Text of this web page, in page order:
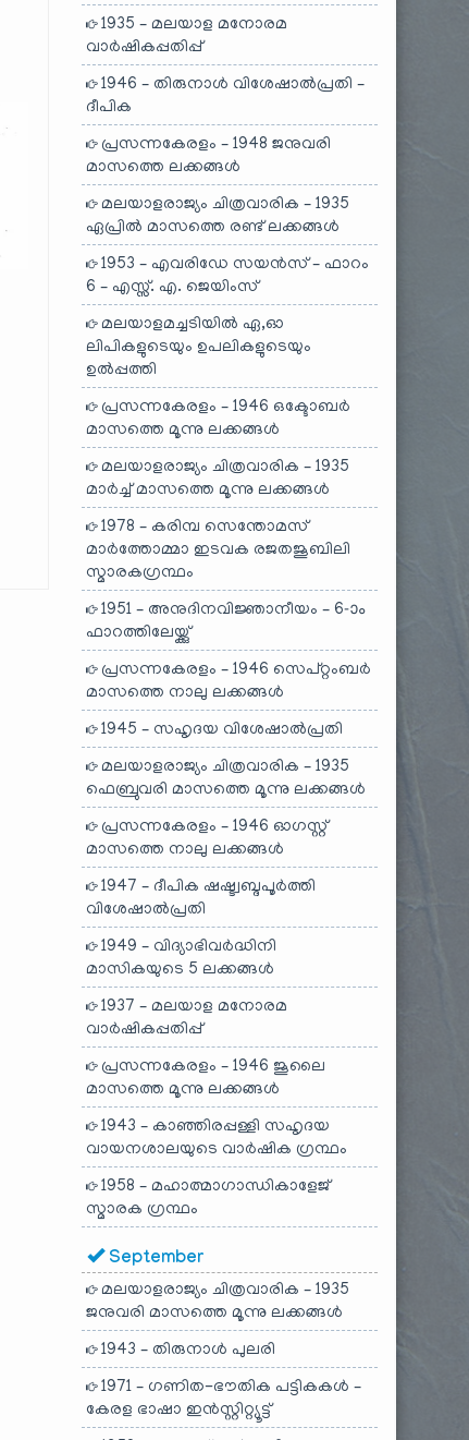
1935 – മലയാള മനോരമ
വാർഷികപ്പതിപ്പ്
1946 – തിരുനാൾ വിശേഷാൽപ്രതി –
ദീപിക
പ്രസന്നകേരളം – 1948 ജനുവരി
മാസത്തെ ലക്കങ്ങൾ
മലയാളരാജ്യം ചിത്രവാരിക – 1935
ഏപ്രിൽ മാസത്തെ രണ്ട് ലക്കങ്ങൾ
1953 – എവരിഡേ സയൻസ് – ഫാറം
6 – എസ്സ്. എ. ജെയിംസ്
മലയാളമച്ചടിയിൽ ഏ,ഓ
ലിപികളുടെയും ഉപലികളുടെയും
ഉൽപ്പത്തി
പ്രസന്നകേരളം – 1946 ഒക്ടോബർ
മാസത്തെ മൂന്നു ലക്കങ്ങൾ
മലയാളരാജ്യം ചിത്രവാരിക – 1935
മാർച്ച് മാസത്തെ മൂന്നു ലക്കങ്ങൾ
1978 – കരിമ്പ സെന്തോമസ്
മാർത്തോമ്മാ ഇടവക രജതജൂബിലി
സ്മാരകഗ്രന്ഥം
1951 – അനുദിനവിജ്ഞാനീയം – 6-ാം
ഫാറത്തിലേയ്ക്കു്
പ്രസന്നകേരളം – 1946 സെപ്റ്റംബർ
മാസത്തെ നാലു ലക്കങ്ങൾ
1945 – സഹൃദയ വിശേഷാൽപ്രതി
മലയാളരാജ്യം ചിത്രവാരിക – 1935
ഫെബ്രുവരി മാസത്തെ മൂന്നു ലക്കങ്ങൾ
പ്രസന്നകേരളം – 1946 ഓഗസ്റ്റ്
മാസത്തെ നാലു ലക്കങ്ങൾ
1947 – ദീപിക ഷഷ്ട്വബ്ദപൂർത്തി
വിശേഷാൽപ്രതി
1949 – വിദ്യാഭിവർദ്ധിനി
മാസികയുടെ 5 ലക്കങ്ങൾ
1937 – മലയാള മനോരമ
വാർഷികപ്പതിപ്പ്
പ്രസന്നകേരളം – 1946 ജൂലൈ
മാസത്തെ മൂന്നു ലക്കങ്ങൾ
1943 – കാഞ്ഞിരപ്പള്ളി സഹൃദയ
വായനശാലയുടെ വാർഷിക ഗ്രന്ഥം
1958 – മഹാത്മാഗാന്ധികാളേജ്
സ്മാരക ഗ്രന്ഥം
September
മലയാളരാജ്യം ചിത്രവാരിക – 1935
ജനുവരി മാസത്തെ മൂന്നു ലക്കങ്ങൾ
1943 – തിരുനാൾ പുലരി
1971 – ഗണിത-ഭൗതിക പട്ടികകൾ –
കേരള ഭാഷാ ഇൻസ്റ്റിറ്റ്യൂട്ട്